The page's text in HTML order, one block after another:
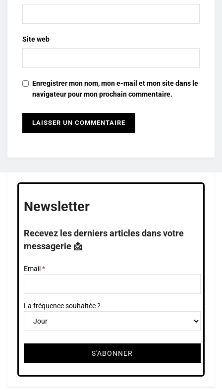
Site web
Enregistrer mon nom, mon e-mail et mon site dans le
navigateur pour mon prochain commentaire.
Newsletter
Recevez les derniers articles dans votre
messagerie 📩
Email
La fréquence souhaitée ?